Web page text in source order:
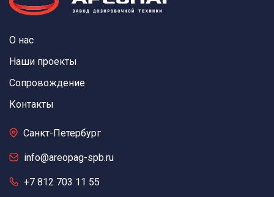
О нас
Наши проекты
Сопровождение
Контакты
Санкт-Петербург
info@areopag-spb.ru
+7 812 703 11 55